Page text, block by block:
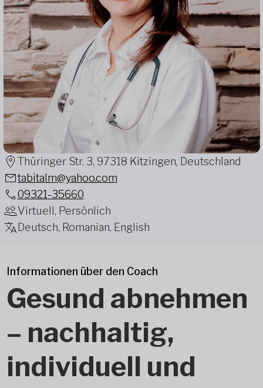
Thüringer Str. 3, 97318 Kitzingen, Deutschland
tabitalm@yahoo.com
09321-35660
Virtuell, Persönlich
Deutsch, Romanian, English
Informationen über den Coach
Gesund abnehmen
– nachhaltig,
individuell und